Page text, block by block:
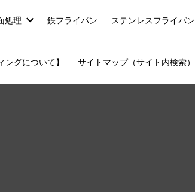
処理 鉄フライパン ステンレスフライパン
ングについて】 サイトマップ（サイト内検索）